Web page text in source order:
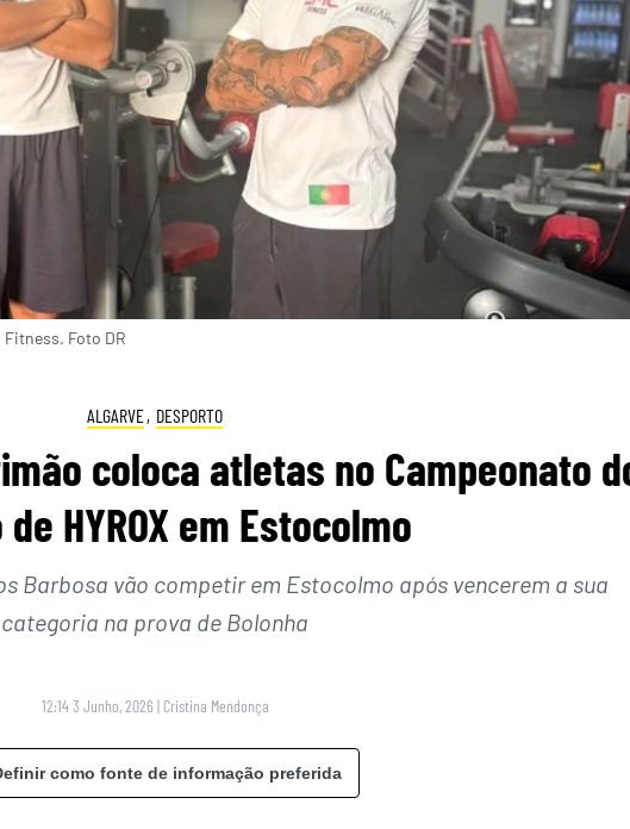
Foto DR
ALGARVE, DESPORTO
coloca atletas no Campeonato
de HYROX em Estocolmo
Barbosa vão competir em Estocolmo após vencerem a sua
categoria na prova de Bolonha
12:14 3 Junho, 2026 | Cristina Mendonça
como fonte de informação preferida